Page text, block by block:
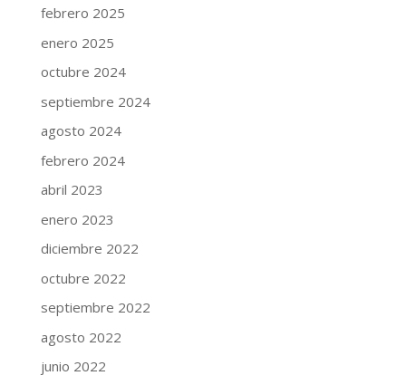
febrero 2025
enero 2025
octubre 2024
septiembre 2024
agosto 2024
febrero 2024
abril 2023
enero 2023
diciembre 2022
octubre 2022
septiembre 2022
agosto 2022
junio 2022